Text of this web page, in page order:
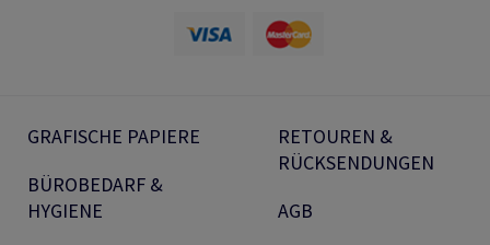
GRAFISCHE PAPIERE
BÜROBEDARF &
HYGIENE
RETOUREN &
RÜCKSENDUNGEN
AGB